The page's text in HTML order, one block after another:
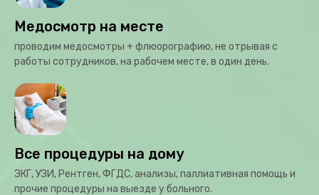
Медосмотр на месте
проводим медосмотры + флюорографию, не отрывая с
работы сотрудников, на рабочем месте, в один день.
Все процедуры на дому
ЭКГ, УЗИ, Рентген, ФГДС, анализы, паллиативная помощь и
прочие процедуры на выезде у больного.